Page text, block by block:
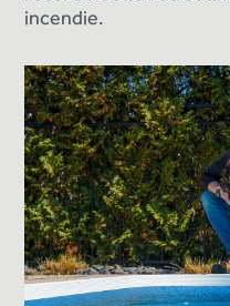
incendie.